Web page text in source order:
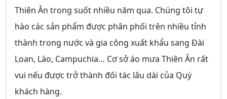
Thiên Ân trong suốt nhiều năm qua. Chúng tôi tự
hào các sản phẩm được phân phối trên nhiều tỉnh
thành trong nước và gia công xuất khẩu sang Đài
Loan, Lào, Campuchia… Cơ sở áo mưa Thiên Ân rất
vui nếu được trở thành đối tác lâu dài của Quý
khách hàng.